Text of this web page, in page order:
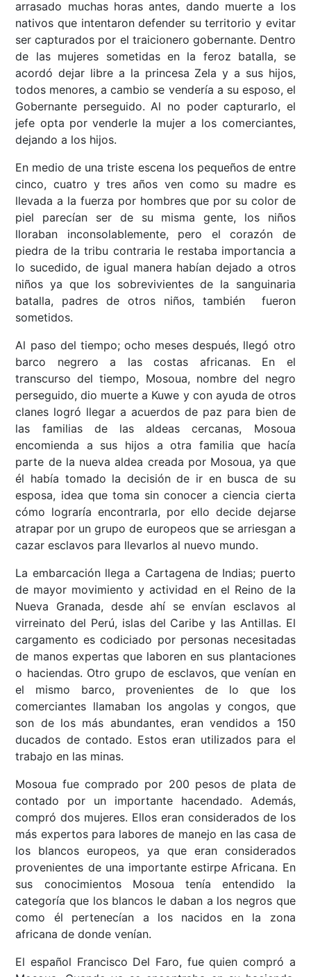
arrasado muchas horas antes, dando muerte a los
nativos que intentaron defender su territorio y evitar
ser capturados por el traicionero gobernante. Dentro
de las mujeres sometidas en la feroz batalla, se
acordó dejar libre a la princesa Zela y a sus hijos,
todos menores, a cambio se vendería a su esposo, el
Gobernante perseguido. Al no poder capturarlo, el
jefe opta por venderle la mujer a los comerciantes,
dejando a los hijos.
En medio de una triste escena los pequeños de entre
cinco, cuatro y tres años ven como su madre es
llevada a la fuerza por hombres que por su color de
piel parecían ser de su misma gente, los niños
lloraban inconsolablemente, pero el corazón de
piedra de la tribu contraria le restaba importancia a
lo sucedido, de igual manera habían dejado a otros
niños ya que los sobrevivientes de la sanguinaria
batalla, padres de otros niños, también fueron
sometidos.
Al paso del tiempo; ocho meses después, llegó otro
barco negrero a las costas africanas. En el
transcurso del tiempo, Mosoua, nombre del negro
perseguido, dio muerte a Kuwe y con ayuda de otros
clanes logró llegar a acuerdos de paz para bien de
las familias de las aldeas cercanas, Mosoua
encomienda a sus hijos a otra familia que hacía
parte de la nueva aldea creada por Mosoua, ya que
él había tomado la decisión de ir en busca de su
esposa, idea que toma sin conocer a ciencia cierta
cómo lograría encontrarla, por ello decide dejarse
atrapar por un grupo de europeos que se arriesgan a
cazar esclavos para llevarlos al nuevo mundo.
La embarcación llega a Cartagena de Indias; puerto
de mayor movimiento y actividad en el Reino de la
Nueva Granada, desde ahí se envían esclavos al
virreinato del Perú, islas del Caribe y las Antillas. El
cargamento es codiciado por personas necesitadas
de manos expertas que laboren en sus plantaciones
o haciendas. Otro grupo de esclavos, que venían en
el mismo barco, provenientes de lo que los
comerciantes llamaban los angolas y congos, que
son de los más abundantes, eran vendidos a 150
ducados de contado. Estos eran utilizados para el
trabajo en las minas.
Mosoua fue comprado por 200 pesos de plata de
contado por un importante hacendado. Además,
compró dos mujeres. Ellos eran considerados de los
más expertos para labores de manejo en las casa de
los blancos europeos, ya que eran considerados
provenientes de una importante estirpe Africana. En
sus conocimientos Mosoua tenía entendido la
categoría que los blancos le daban a los negros que
como él pertenecían a los nacidos en la zona
africana de donde venían.
El español Francisco Del Faro, fue quien compró a